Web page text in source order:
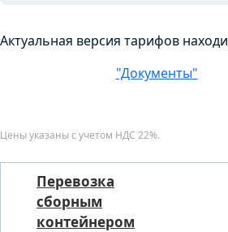
Актуальная версия тарифов
"Документы"
Цены указаны с учетом НДС 22%.
Перевозка
сборным
контейнером